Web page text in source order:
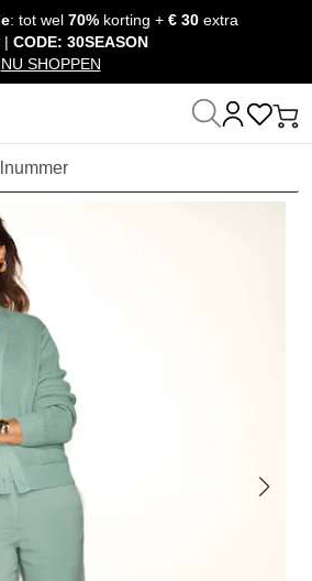
naar content
: tot wel70% korting +€ 30 extra
| CODE: 30SEASON
NU SHOPPEN